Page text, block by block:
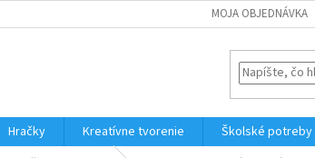
MOJA OBJEDNÁVKA
Hračky Kreatívne tvorenie Školské potreby